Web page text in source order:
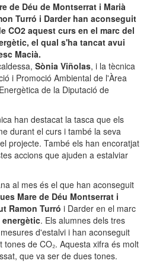
de Déu de Montserrat i Marià
Turró i Darder han aconseguit
CO2 aquest curs en el marc del
el qual s'ha tancat avui
Macià.
Sònia Viñolas, i la tècnica
i Promoció Ambiental de l'Àrea
de la Diputació de
han destacat la tasca que els
durant el curs i també la seva
projecte. També els han encoratjat
accions que ajuden a estalviar
al mes és el que han aconseguit
Mare de Déu Montserrat i
Ramon Turró i Darder en el marc
. Els alumnes dels tres
d'estalvi i han aconseguit
de CO₂. Aquesta xifra és molt
que va ser de dues tones.